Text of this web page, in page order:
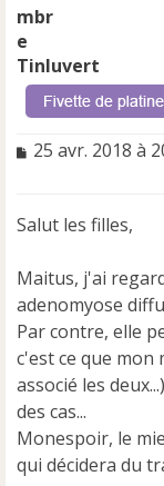
Tinluvert
M
a
e
n
o
n
l
u
25 avr. 2018 à
Salut les filles,
Maitus, j'ai
adenomyose
Par contre, elle
c'est ce que mon
associé les
des cas...
Monespoir, le
qui décidera du